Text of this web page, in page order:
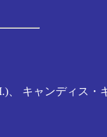
キャンディス・